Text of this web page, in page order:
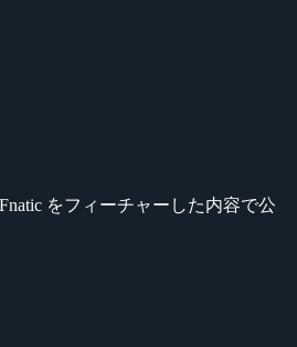
Fnatic をフィーチャーした内容で公